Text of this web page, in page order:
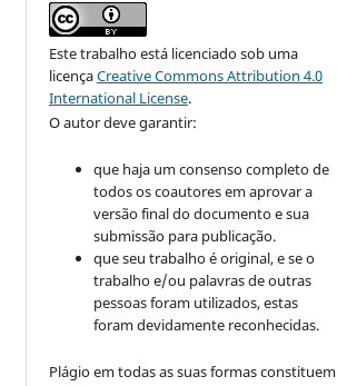
Este trabalho está licenciado sob uma
licençaCreative Commons Attribution 4.0
International License.
O autor deve garantir:
que haja um consenso completo de
todos os coautores em aprovar a
versão final do documento e sua
submissão para publicação.
que seu trabalho é original, e se o
trabalho e/ou palavras de outras
pessoas foram utilizados, estas
foram devidamente reconhecidas.
Plágio em todas as suas formas constituem